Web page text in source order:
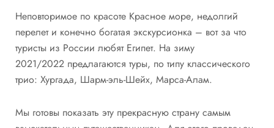
Неповторимое по красоте Красное море, недолгий
перелет и конечно богатая экскурсионка – вот за что
туристы из России любят Египет. На зиму
2021/2022 предлагаются туры, по типу классического
трио: Хургада, Шарм-эль-Шейх, Марса-Алам.
Мы готовы показать эту прекрасную страну самым